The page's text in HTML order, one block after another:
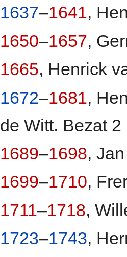
1637–1641,
1650–1657,
1665, Henrick
1672–1681,
de Witt. Bezat
1689–1698,
1699–1710,
1711–1718,
1723–1743,